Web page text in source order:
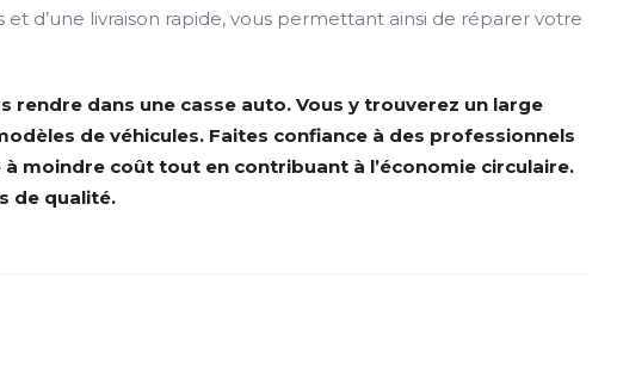
d’une livraison rapide, vous permettant ainsi de réparer votre
rendre dans une casse auto. Vous y trouverez un large
de véhicules. Faites confiance à des professionnels
moindre coût tout en contribuant à l’économie circulaire.
de qualité.